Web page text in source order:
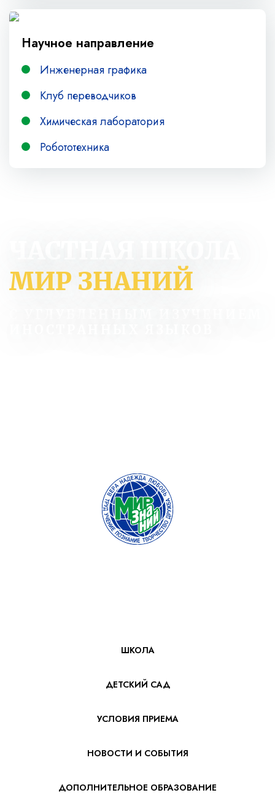
Научное направление
Инженерная графика
Клуб переводчиков
Химическая лаборатория
Робототехника
МИР ЗНАНИЙ
ШКОЛА
ДЕТСКИЙ САД
УСЛОВИЯ ПРИЕМА
НОВОСТИ И СОБЫТИЯ
ДОПОЛНИТЕЛЬНОЕ ОБРАЗОВАНИЕ